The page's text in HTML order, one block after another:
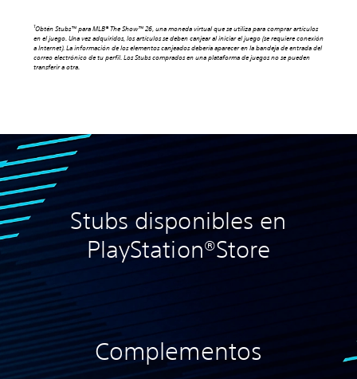
1Obtén Stubs™ para MLB® The Show™ 26, una moneda virtual que se utiliza para comprar artículos
en el juego. Una vez adquiridos, los artículos se deben canjear al iniciar el juego (se requiere conexión
a Internet). La información de los elementos canjeados debería aparecer en la bandeja de entrada del
correo electrónico de tu perfil. Los Stubs comprados en una plataforma de juegos no se pueden
transferir a otra.
Stubs disponibles en
PlayStation®Store
Complementos